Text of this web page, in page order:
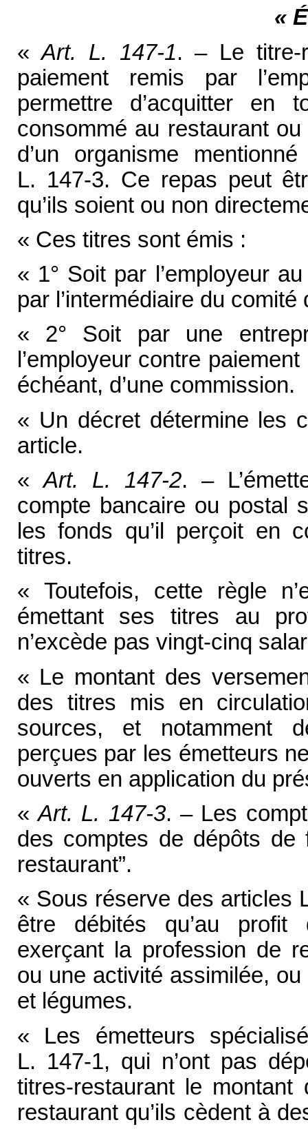
«
«Art. L. 147-1. – Le titre-
paiement remis par
permettre d’acquitter
consommé au restaurant
d’un organisme
L. 147-3. Ce repas peut
qu’ils soient ou non
« Ces titres sont émis :
« 1° Soit par l’employeur
par l’intermédiaire du comité
« 2° Soit par une
l’employeur contre
échéant, d’une commission.
« Un décret détermine les
article.
«Art. L. 147-2. –
compte bancaire ou postal
les fonds qu’il perçoit en
titres.
« Toutefois, cette règle
émettant ses titres au
n’excède pas vingt-cinq
« Le montant des
des titres mis en
sources, et notamment
perçues par les émetteurs
ouverts en application du
«Art. L. 147-3. – Les
des comptes de dépôts de
restaurant”.
« Sous réserve des articles
être débités qu’au profit
exerçant la profession de
ou une activité assimilée,
et légumes.
« Les émetteurs
L. 147-1, qui n’ont pas
titres-restaurant le
restaurant qu’ils cèdent à